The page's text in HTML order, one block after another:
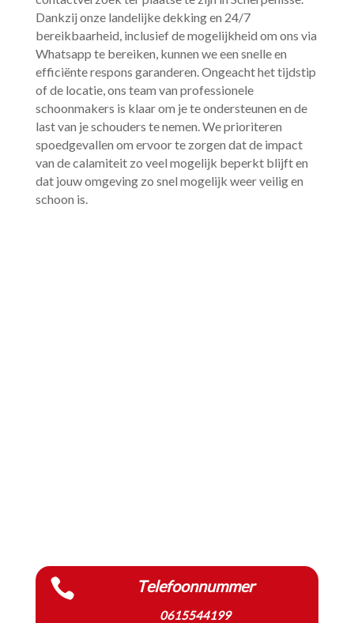
Dankzij onze landelijke dekking en 24/7
bereikbaarheid, inclusief de mogelijkheid om ons via
Whatsapp te bereiken, kunnen we een snelle en
efficiënte respons garanderen.​ Ongeacht het tijdstip
of de locatie, ons team van professionele
schoonmakers is klaar om je te ondersteunen en de
last van je schouders te nemen.​ We prioriteren
spoedgevallen om ervoor te zorgen dat de impact
van de calamiteit zo veel mogelijk beperkt blijft en
dat jouw omgeving zo snel mogelijk weer veilig en
schoon is.​
 Telefoonnummer
0615544199